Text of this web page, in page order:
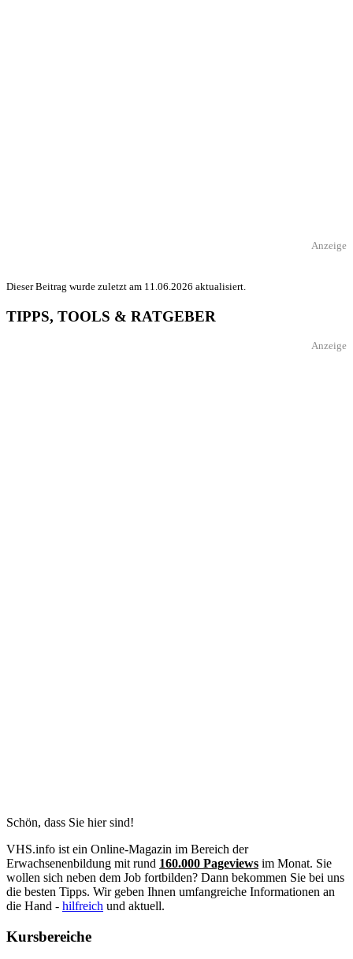
Anzeige
Dieser Beitrag wurde zuletzt am 11.06.2026 aktualisiert.
TIPPS, TOOLS & RATGEBER
Anzeige
Schön, dass Sie hier sind!
VHS.info ist ein Online-Magazin im Bereich der
Erwachsenenbildung mit rund 160.000 Pageviews im Monat. Sie
wollen sich neben dem Job fortbilden? Dann bekommen Sie bei uns
die besten Tipps. Wir geben Ihnen umfangreiche Informationen an
die Hand - hilfreich und aktuell.
Kursbereiche